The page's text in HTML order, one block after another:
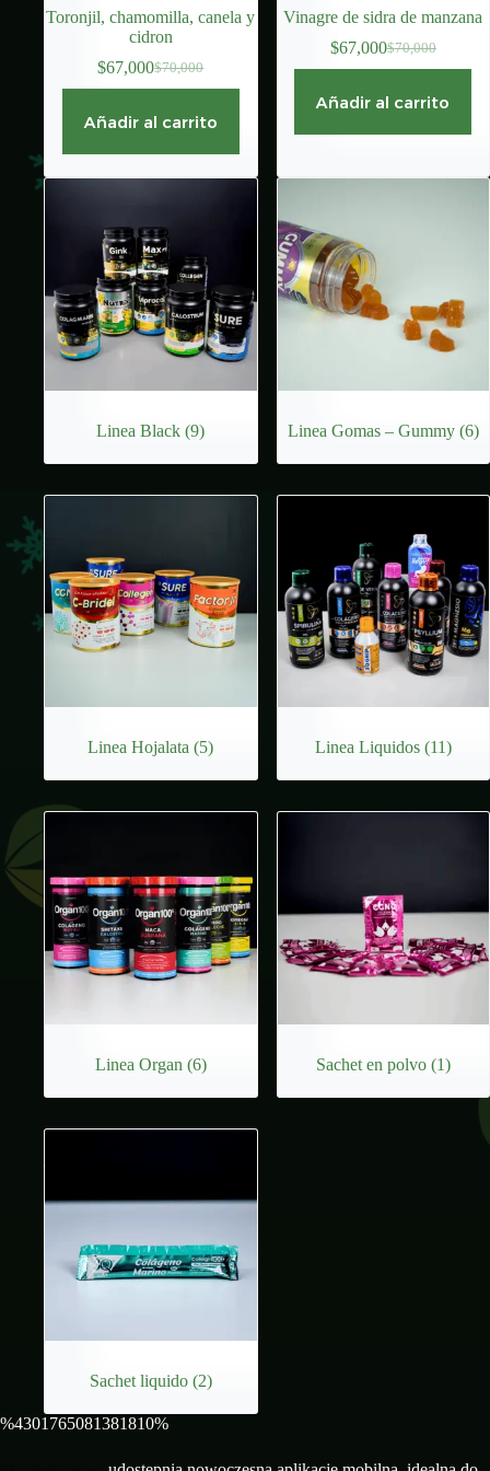
Toronjil, chamomilla, canela y
cidron
$70,000
El
original
$70,000.
$67,000El
actual
$67,000.
Añadir al carrito
Vinagre de sidra de manzana
$70,000
El
original
$70,000.
$67,000El
actual
$67,000.
Añadir al carrito
Linea Black(9) Linea Gomas – Gummy (6)
Linea Hojalata(5) Linea Liquidos (11)
Linea Organ (6) Sachet en polvo (1)
Sachet liquido (2)
%4301765081381810%